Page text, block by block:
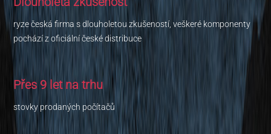
ryze česká firma s dlouholetou zkušeností, veškeré komponenty
pochází z oficiální české distribuce
Přes 9 let na trhu
stovky prodaných počítačů